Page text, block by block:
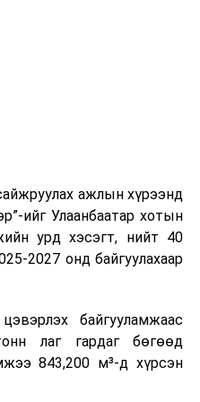
байдлыг хангах зэрэг
хөтөлбөрт тусгажээ.
лекц, асуулт-хариулт,
багаар ажиллах дасгал,
ажиллах дадлага зэрэг
зохион байгуулж
ажлын хүрээнд
ийг Улаанбаатар хотын
урд хэсэгт, нийт 40
2027 онд байгуулахаар
байгууламжаас
лаг гардаг бөгөөд
843,200 м³-д хүрсэн